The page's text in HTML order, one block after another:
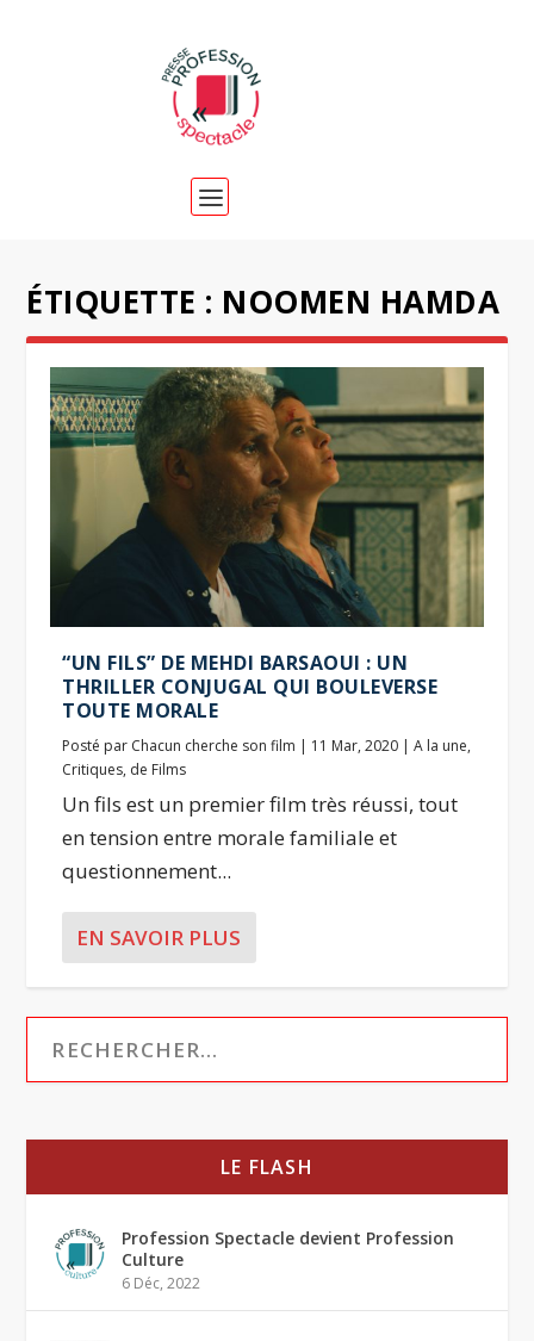
ÉTIQUETTE : NOOMEN HAMDA
“UN FILS” DE MEHDI BARSAOUI : UN
THRILLER CONJUGAL QUI BOULEVERSE
TOUTE MORALE
Posté par Chacun cherche son film | 11 Mar, 2020 |A la une,
Critiques, de Films
Un fils est un premier film très réussi, tout
en tension entre morale familiale et
questionnement...
EN SAVOIR PLUS
LE FLASH
Profession Spectacle devient Profession
Culture
6 Déc, 2022